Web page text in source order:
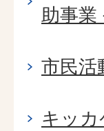
助事業
市民活
キッ